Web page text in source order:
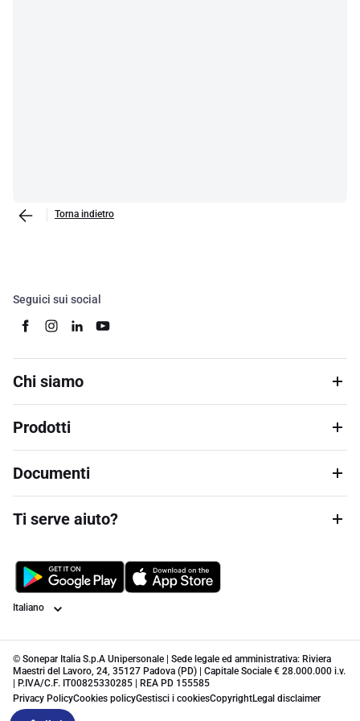
Torna indietro
Seguici sui social
Chi siamo
Prodotti
Documenti
Ti serve aiuto?
Lingua
© Sonepar Italia S.p.A Unipersonale | Sede legale ed amministrativa: Riviera
Maestri del Lavoro, 24, 35127 Padova (PD) | Capitale Sociale € 28.000.000 i.v.
| P.IVA/C.F. IT00825330285 | REA PD 155585
Privacy PolicyCookies policyGestisci i cookiesCopyrightLegal disclaimer